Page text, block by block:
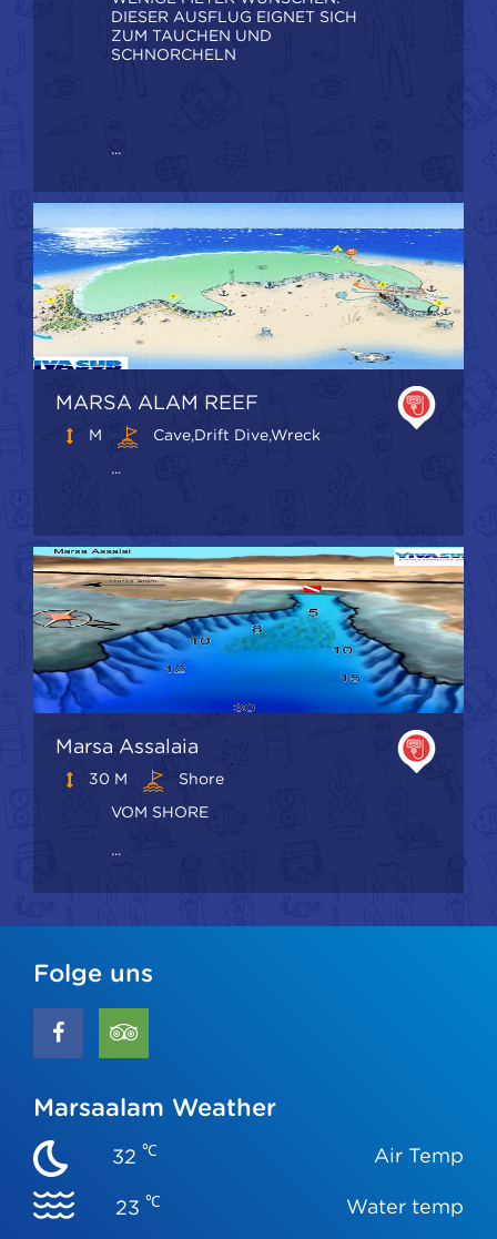
DIESER AUSFLUG EIGNET SICH
ZUM TAUCHEN UND
SCHNORCHELN
...
MARSA ALAM REEF
M
Cave,Drift Dive,Wreck
...
Marsa Assalaia
30 M
Shore
VOM SHORE
...
Folge uns
Marsaalam Weather
32 ℃ Air Temp
23 ℃ Water temp